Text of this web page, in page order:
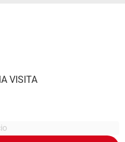
VISITA